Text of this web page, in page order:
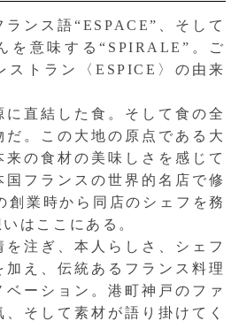
ンス語“ESPACE”、そして
を意味する“SPIRALE”。ご
ストラン〈ESPICE〉の由来
直結した食。そして食の全
だ。この大地の原点である大
の食材の美味しさを感じて
フランスの世界的名店で修
創業時から同店のシェフを務
はここにある。
注ぎ、本人らしさ、シェフ
加え、伝統あるフランス料理
ベーション。港町神戸のファ
そして素材が語り掛けてく